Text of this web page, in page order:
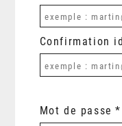
Confirmation
Mot de passe